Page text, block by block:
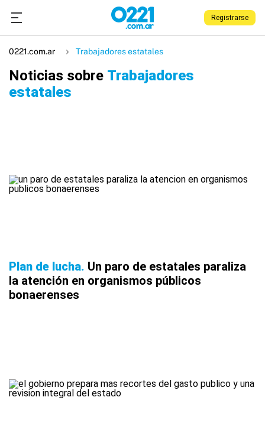
Registrarse
0221.com.ar Trabajadores estatales
Noticias sobre Trabajadores
estatales
Plan de lucha Un paro de estatales paraliza
la atención en organismos públicos
bonaerenses